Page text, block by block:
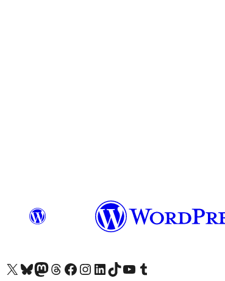
Unser X-Konto (früher Twitter) besuchen
Unser Bluesky-Konto besuchen
Unser Mastodon-Konto besuchen
Unser Threads-Konto besuchen
Unsere Facebook-Seite besuchen
Unser Instagram-Konto besuchen
Unser LinkedIn-Konto besuchen
Unser TikTok-Konto besuchen
Unseren YouTube-Kanal besuchen
Unser Tumblr-Konto besuchen